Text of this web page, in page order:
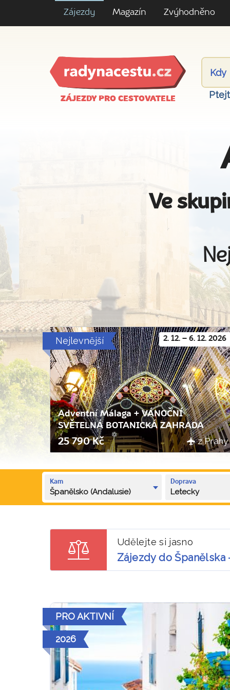
Zájezdy Magazín Zvýhodněno
ZÁJEZDY PRO CESTOVATELE
Ve
2. 12. – 6. 12. 2026
Nejlevnější
Adventní Málaga + VÁNOČNÍ
SVĚTELNÁ BOTANICKÁ ZAHRADA
25 790 Kč z Prahy
Kam
Španělsko (Andalusie)
Doprava
Letecky
Udělejte si jasno
Zájezdy do
PRO AKTIVNÍ
2026